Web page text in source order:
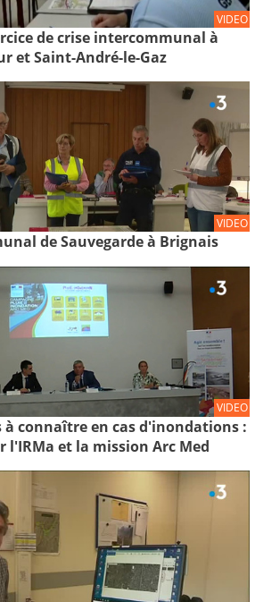
VIDEO
de crise intercommunal à
et Saint-André-le-Gaz
VIDEO
de Sauvegarde à Brignais
VIDEO
à connaître en cas d'inondations :
l'IRMa et la mission Arc Med